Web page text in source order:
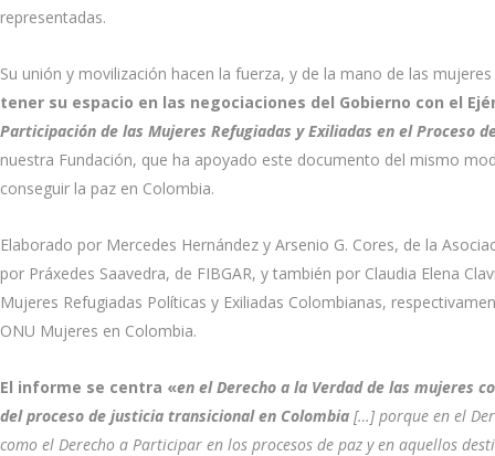
representadas.
Su unión y movilización hacen la fuerza, y de la mano de las
tener su espacio en las negociaciones del Gobierno con el
Participación de las Mujeres Refugiadas y Exiliadas en el Proceso
nuestra Fundación, que ha apoyado este documento del mismo
conseguir la paz en Colombia.
Elaborado por Mercedes Hernández y Arsenio G. Cores, de la
por Práxedes Saavedra, de FIBGAR, y también por Claudia Elena
Mujeres Refugiadas Políticas y Exiliadas Colombianas,
ONU Mujeres en Colombia.
El informe se centra «en el Derecho a la Verdad de las mujeres
del proceso de justicia transicional en Colombia […] porque en el
como el Derecho a Participar en los procesos de paz y en aquellos